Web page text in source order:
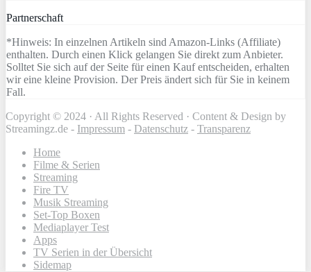
Partnerschaft
*Hinweis: In einzelnen Artikeln sind Amazon-Links (Affiliate)
enthalten. Durch einen Klick gelangen Sie direkt zum Anbieter.
Solltet Sie sich auf der Seite für einen Kauf entscheiden, erhalten
wir eine kleine Provision. Der Preis ändert sich für Sie in keinem
Fall.
Copyright © 2024 · All Rights Reserved · Content & Design by
Streamingz.de - Impressum - Datenschutz - Transparenz
Home
Filme & Serien
Streaming
Fire TV
Musik Streaming
Set-Top Boxen
Mediaplayer Test
Apps
TV Serien in der Übersicht
Sidemap